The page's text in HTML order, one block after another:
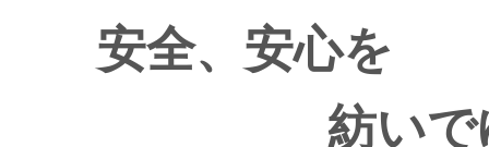
安全、安心を
紡い